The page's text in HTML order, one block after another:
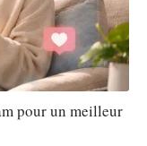
pour un meilleur